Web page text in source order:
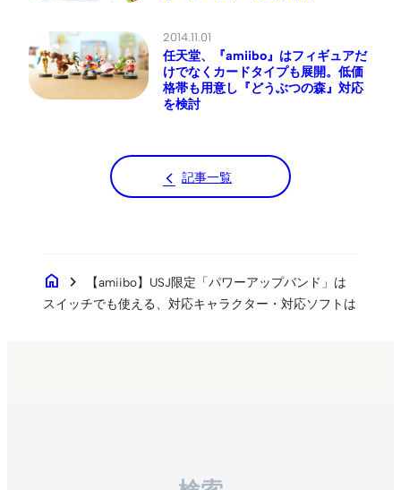
2014.11.01
任天堂、『amiibo』はフィギュアだ
けでなくカードタイプも展開。低価
格帯も用意し『どうぶつの森』対応
を検討
記事一覧
home chevron_right
【amiibo】USJ限定「パワーアップバンド」は
スイッチでも使える、対応キャラクター・対応ソフトは